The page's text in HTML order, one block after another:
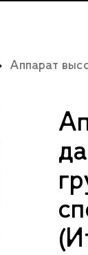
Аппарат